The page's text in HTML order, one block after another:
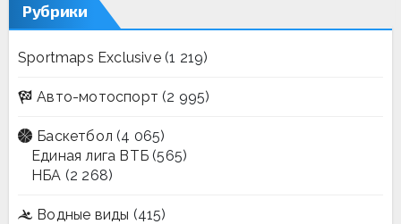
Рубрики
Sportmaps Exclusive(1 219)
Авто-мотоспорт (2 995)
Баскетбол (4 065)
Единая лига ВТБ (565)
НБА (2 268)
Водные виды (415)